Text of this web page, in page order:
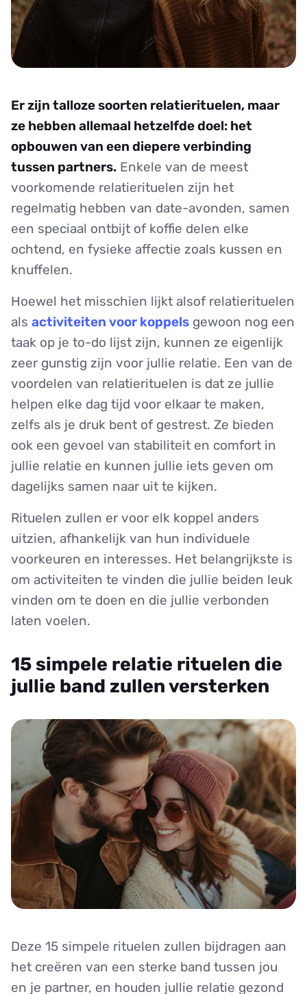
Er zijn talloze soorten relatierituelen, maar
ze hebben allemaal hetzelfde doel: het
opbouwen van een diepere verbinding
tussen partners. Enkele van de meest
voorkomende relatierituelen zijn het
regelmatig hebben van date-avonden, samen
een speciaal ontbijt of koffie delen elke
ochtend, en fysieke affectie zoals kussen en
knuffelen.
Hoewel het misschien lijkt alsof relatierituelen
als activiteiten voor koppels gewoon nog een
taak op je to-do lijst zijn, kunnen ze eigenlijk
zeer gunstig zijn voor jullie relatie. Een van de
voordelen van relatierituelen is dat ze jullie
helpen elke dag tijd voor elkaar te maken,
zelfs als je druk bent of gestrest. Ze bieden
ook een gevoel van stabiliteit en comfort in
jullie relatie en kunnen jullie iets geven om
dagelijks samen naar uit te kijken.
Rituelen zullen er voor elk koppel anders
uitzien, afhankelijk van hun individuele
voorkeuren en interesses. Het belangrijkste is
om activiteiten te vinden die jullie beiden leuk
vinden om te doen en die jullie verbonden
laten voelen.
15 simpele relatie rituelen die
jullie band zullen versterken
Deze 15 simpele rituelen zullen bijdragen aan
het creëren van een sterke band tussen jou
en je partner, en houden jullie relatie gezond